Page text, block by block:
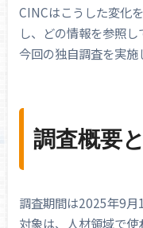
CINCはこうした変化
し、どの情報を参照し
今回の独自調査を実施
調査概要
調査期間は2025年9月
対象は、人材領域で